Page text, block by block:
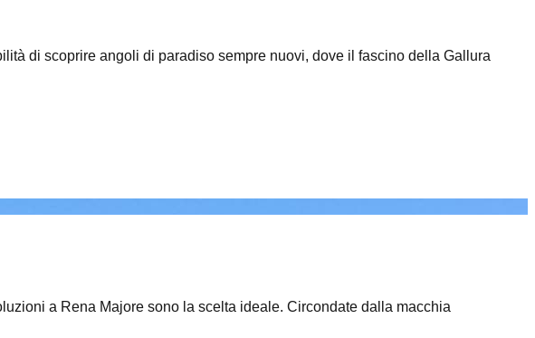
di scoprire angoli di paradiso sempre nuovi, dove il fascino della Gallura
a Rena Majore sono la scelta ideale. Circondate dalla macchia